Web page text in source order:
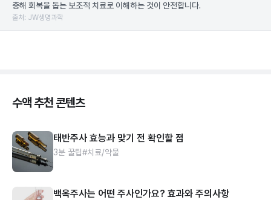
충해 회복을 돕는 보조적 치료로 이해하는 것이 안전합니다.
출처: JW생명과학
수액 추천 콘텐츠
태반주사 효능과 맞기 전 확인할 점
3분 꿀팁#치료/약물
백옥주사는 어떤 주사인가요? 효과와 주의사항